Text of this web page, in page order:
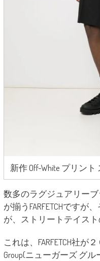
新作 Off-White プリン
数多のラグジュアリー
が揃うFARFETCHです
が、ストリートテイスト
これは、FARFETCH社が
Group(ニューガーズ グ